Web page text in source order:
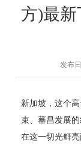
方)最
发布
新加坡，这个
束、蕃昌发展
在这一切光鲜